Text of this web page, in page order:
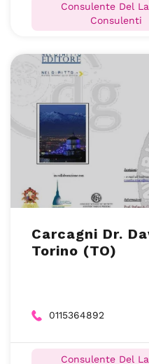
Consulente Del
Consulenti
Carcagni Dr.
Torino (TO)
0115364892
Consulente Del